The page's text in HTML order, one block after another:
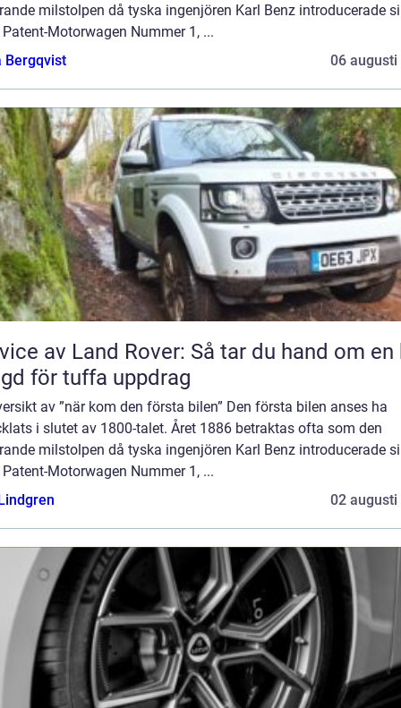
milstolpen då tyska ingenjören Karl Benz introducerade
Motorwagen Nummer 1, ...
Bergqvist
06 augusti
av Land Rover: Så tar du hand om en
för tuffa uppdrag
av ”när kom den första bilen” Den första bilen anses ha
i slutet av 1800-talet. Året 1886 betraktas ofta som den
milstolpen då tyska ingenjören Karl Benz introducerade
Motorwagen Nummer 1, ...
02 augusti